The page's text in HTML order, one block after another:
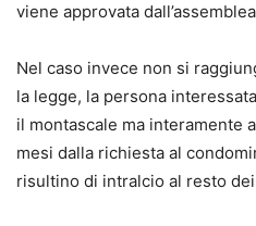
viene approvata
Nel caso invece non si
la legge, la persona
il montascale ma interamente
mesi dalla richiesta al
risultino di intralcio al resto